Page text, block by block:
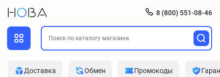
8 (800) 551-08-46
Доставка Обмен Промокоды